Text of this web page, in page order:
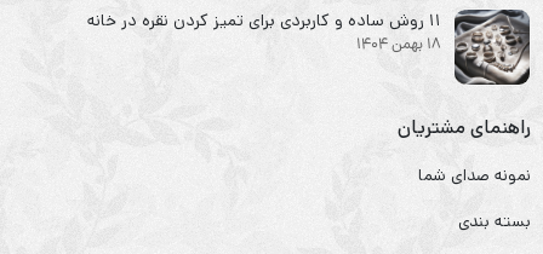
۱۱ روش ساده و کاربردی برای تمیز کردن نقره در خانه
18 بهمن 1404
راهنمای مشتریان
نمونه صدای شما
بسته بندی